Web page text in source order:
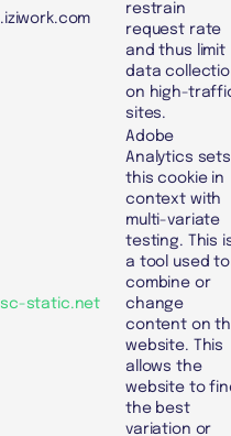
.iziwork.com
restrain
request rate
and thus limit
data
on high-
sites.
sc-static.net
Adobe
Analytics sets
this cookie in
context with
multi-variate
testing. This
a tool used to
combine or
change
content on
website. This
allows the
website to
the best
variation or